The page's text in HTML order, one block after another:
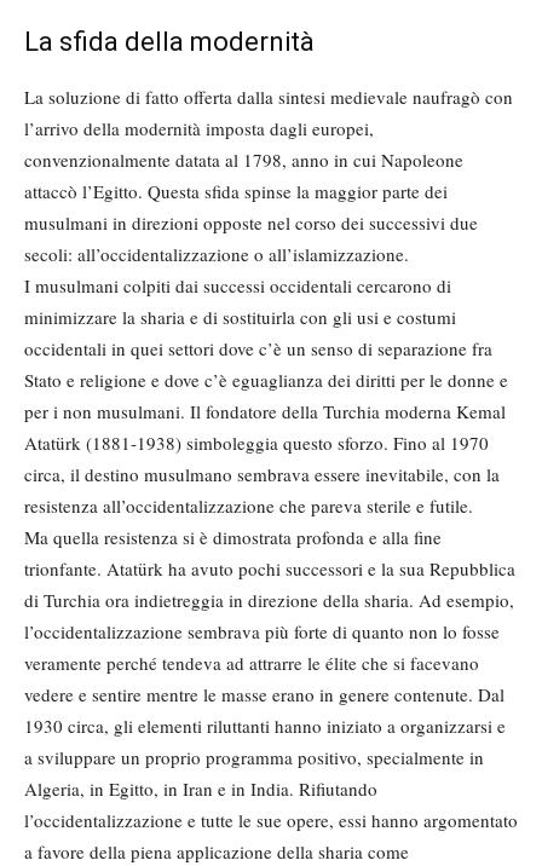
La sfida della modernità
La soluzione di fatto offerta dalla sintesi medievale naufragò con
l’arrivo della modernità imposta dagli europei,
convenzionalmente datata al 1798, anno in cui Napoleone
attaccò l’Egitto. Questa sfida spinse la maggior parte dei
musulmani in direzioni opposte nel corso dei successivi due
secoli: all’occidentalizzazione o all’islamizzazione.
I musulmani colpiti dai successi occidentali cercarono di
minimizzare la sharia e di sostituirla con gli usi e costumi
occidentali in quei settori dove c’è un senso di separazione fra
Stato e religione e dove c’è eguaglianza dei diritti per le donne e
per i non musulmani. Il fondatore della Turchia moderna Kemal
Atatürk (1881-1938) simboleggia questo sforzo. Fino al 1970
circa, il destino musulmano sembrava essere inevitabile, con la
resistenza all’occidentalizzazione che pareva sterile e futile.
Ma quella resistenza si è dimostrata profonda e alla fine
trionfante. Atatürk ha avuto pochi successori e la sua Repubblica
di Turchia ora indietreggia in direzione della sharia. Ad esempio,
l’occidentalizzazione sembrava più forte di quanto non lo fosse
veramente perché tendeva ad attrarre le élite che si facevano
vedere e sentire mentre le masse erano in genere contenute. Dal
1930 circa, gli elementi riluttanti hanno iniziato a organizzarsi e
a sviluppare un proprio programma positivo, specialmente in
Algeria, in Egitto, in Iran e in India. Rifiutando
l’occidentalizzazione e tutte le sue opere, essi hanno argomentato
a favore della piena applicazione della sharia come